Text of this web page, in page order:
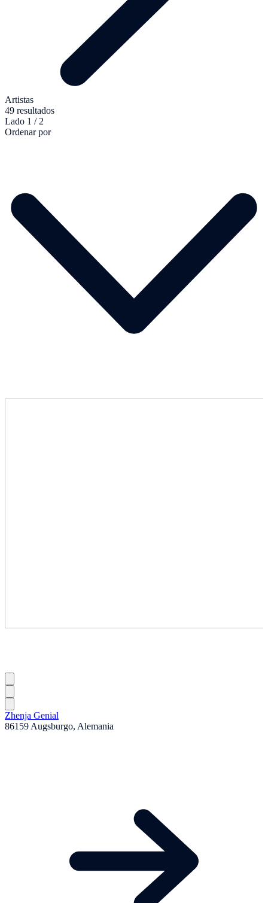
Artistas
49 resultados
Lado 1 / 2
Ordenar por
Zhenja Genial
86159 Augsburgo, Alemania